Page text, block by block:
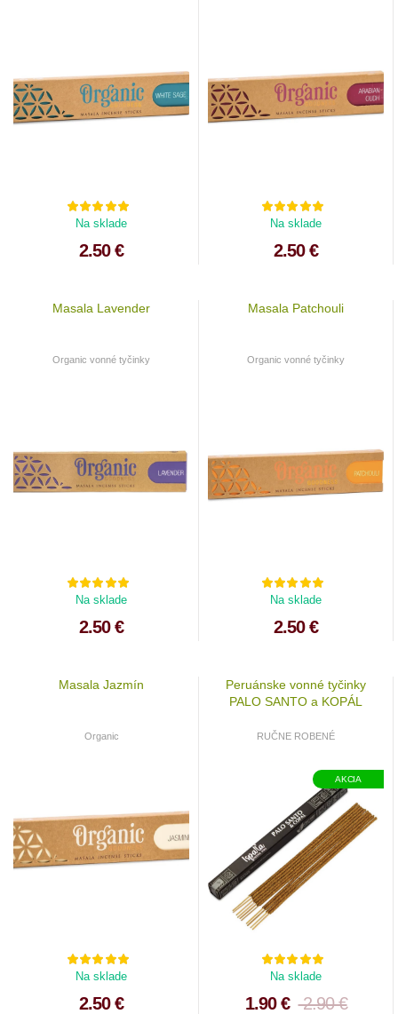
Na sklade
2.50 €
Na sklade
2.50 €
Masala Lavender
Organic vonné tyčinky
Na sklade
2.50 €
Masala Patchouli
Organic vonné tyčinky
Na sklade
2.50 €
Masala Jazmín
Organic
Na sklade
2.50 €
Peruánske vonné tyčinky
PALO SANTO a KOPÁL
RUČNE ROBENÉ
AKCIA
Na sklade
1.90 € 2.90 €